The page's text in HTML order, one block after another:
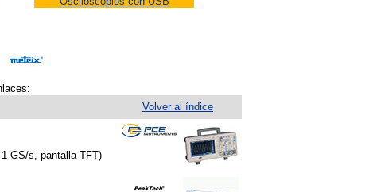
Volver al índice
GS/s, pantalla TFT)